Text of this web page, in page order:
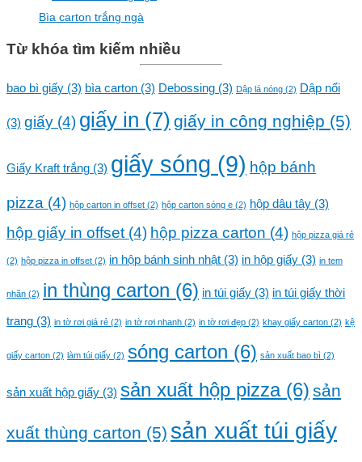
Bìa carton trắng ngà
Từ khóa tìm kiếm nhiều
bao bì giấy (3) bìa carton (3) Debossing (3) Dập lá nóng (2) Dập nổi
(3) giấy (4) giấy in (7) giấy in công nghiệp (5)
Giấy Kraft trắng (3) giấy sóng (9) hộp bánh
pizza (4) hộp carton in offset (2) hộp carton sóng e (2) hộp dâu tây (3)
hộp giấy in offset(4) hộp pizza carton (4) hộp pizza giá rẻ
(2) hộp pizza in offset (2) in hộp bánh sinh nhật (3) in hộp giấy (3) in tem
nhãn (2) in thùng carton (6) in túi giấy (3) in túi giấy thời
trang (3) in tờ rơi giá rẻ (2) in tờ rơi nhanh (2) in tờ rơi đẹp (2) khay giấy carton (2) kệ
giấy carton (2) làm túi giấy (2) sóng carton (6) sản xuất bao bì (2)
sản xuất hộp giấy (3) sản xuất hộp pizza(6) sản
xuất thùng carton (5) sản xuất túi giấy